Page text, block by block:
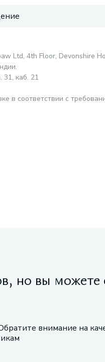
Ltd, 4th Floor, Devonshire
31, каб. 21
в соответствии с
но вы можете
внимание на